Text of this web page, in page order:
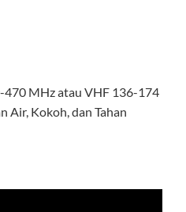
470 MHz atau VHF 136-174
Air, Kokoh, dan Tahan